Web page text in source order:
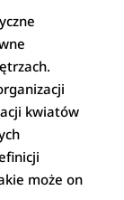
kwiatów
może on